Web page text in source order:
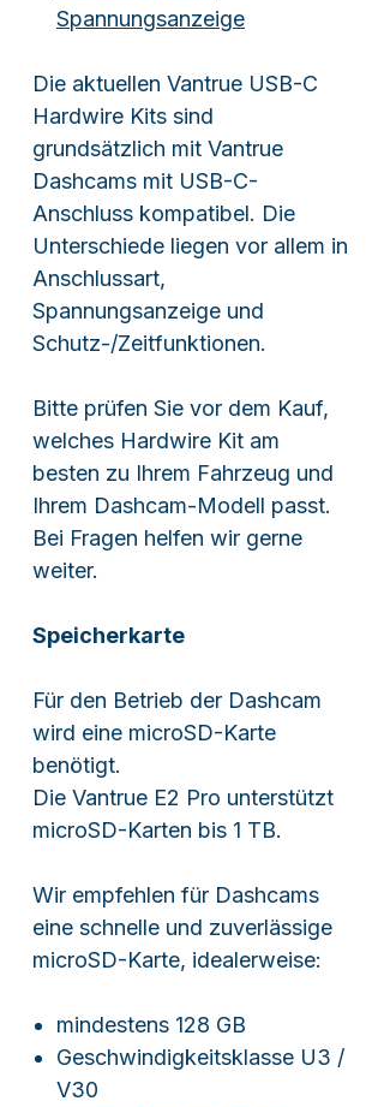
Spannungsanzeige
Die aktuellen Vantrue USB-C
Hardwire Kits sind
grundsätzlich mit Vantrue
Dashcams mit USB-C-
Anschluss kompatibel. Die
Unterschiede liegen vor allem in
Anschlussart,
Spannungsanzeige und
Schutz-/Zeitfunktionen.
Bitte prüfen Sie vor dem Kauf,
welches Hardwire Kit am
besten zu Ihrem Fahrzeug und
Ihrem Dashcam-Modell passt.
Bei Fragen helfen wir gerne
weiter.
Speicherkarte
Für den Betrieb der Dashcam
wird eine microSD-Karte
benötigt.
Die Vantrue E2 Pro unterstützt
microSD-Karten bis 1 TB.
Wir empfehlen für Dashcams
eine schnelle und zuverlässige
microSD-Karte, idealerweise:
mindestens 128 GB
Geschwindigkeitsklasse U3 /
V30